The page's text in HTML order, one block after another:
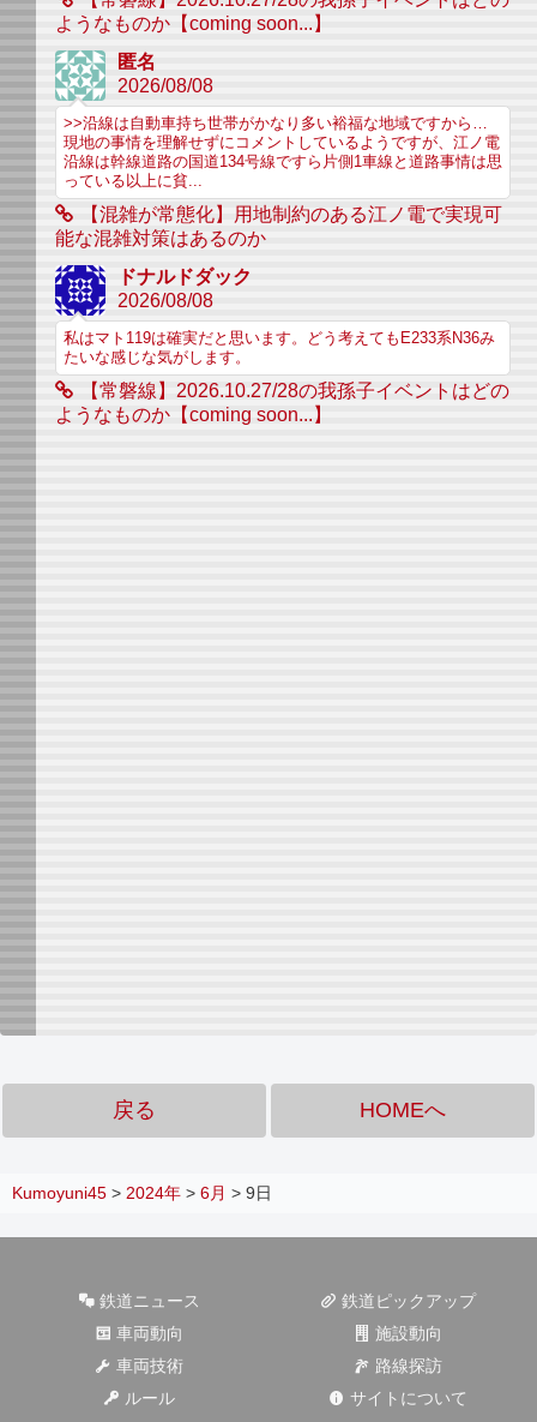
ようなものか【coming soon...】
匿名
2026/08/08
>>沿線は自動車持ち世帯がかなり多い裕福な地域ですから…
現地の事情を理解せずにコメントしているようですが、江ノ電
沿線は幹線道路の国道134号線ですら片側1車線と道路事情は思
っている以上に貧...
【混雑が常態化】用地制約のある江ノ電で実現可
能な混雑対策はあるのか
ドナルドダック
2026/08/08
私はマト119は確実だと思います。どう考えてもE233系N36み
たいな感じな気がします。
【常磐線】2026.10.27/28の我孫子イベントはどの
ようなものか【coming soon...】
戻る HOMEへ
Kumoyuni45 > 2024年 > 6月 > 9日
鉄道ニュース
鉄道ピックアップ
車両動向
施設動向
車両技術
路線探訪
ルール
サイトについて